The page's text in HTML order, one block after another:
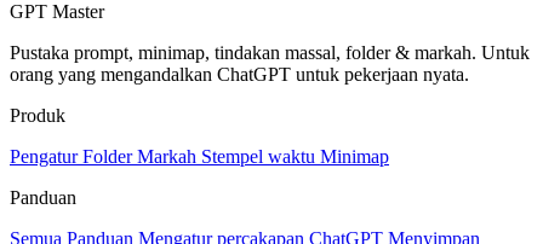
GPT Master
Pustaka prompt, minimap, tindakan massal, folder & markah. Untuk
orang yang mengandalkan ChatGPT untuk pekerjaan nyata.
Produk
PengaturFolderMarkah Stempel waktu Minimap
Panduan
Semua Panduan Mengatur percakapan ChatGPT Menyimpan